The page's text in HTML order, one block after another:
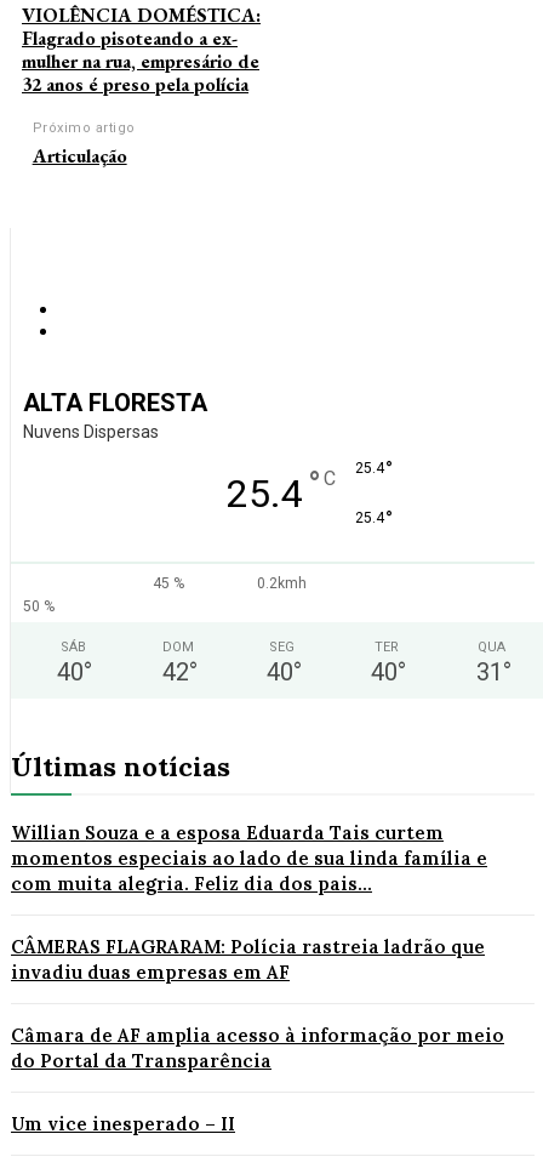
VIOLÊNCIA DOMÉSTICA:
Flagrado pisoteando a ex-
mulher na rua, empresário de
32 anos é preso pela polícia
Próximo artigo
Articulação
ALTA FLORESTA
Nuvens Dispersas
25.4 ° C 25.4°
25.4°
45 %
0.2kmh
50 %
SÁB
40°
DOM
42°
SEG
40°
TER
40°
QUA
31 °
Últimas notícias
Willian Souza e a esposa Eduarda Tais curtem
momentos especiais ao lado de sua linda família e
com muita alegria. Feliz dia dos pais...
CÂMERAS FLAGRARAM: Polícia rastreia ladrão que
invadiu duas empresas em AF
Câmara de AF amplia acesso à informação por meio
do Portal da Transparência
Um vice inesperado – II